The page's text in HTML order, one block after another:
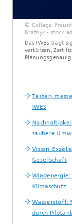
© Collage:
Brazhyk -
Das IWES trägt
verkürzen,
Testen,
IWES
saubere
Vision:
Gesellschaft
Klimaschutz
Wasserstoff:
durch